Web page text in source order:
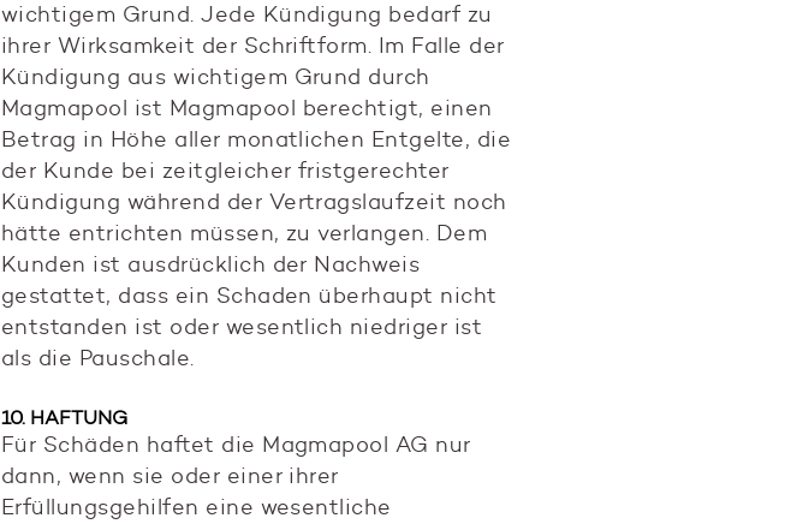
wichtigem Grund. Jede Kündigung bedarf zu
ihrer Wirksamkeit der Schriftform. Im Falle der
Kündigung aus wichtigem Grund durch
Magmapool ist Magmapool berechtigt, einen
Betrag in Höhe aller monatlichen Entgelte, die
der Kunde bei zeitgleicher fristgerechter
Kündigung während der Vertragslaufzeit noch
hätte entrichten müssen, zu verlangen. Dem
Kunden ist ausdrücklich der Nachweis
gestattet, dass ein Schaden überhaupt nicht
entstanden ist oder wesentlich niedriger ist
als die Pauschale.
10. HAFTUNG
Für Schäden haftet die Magmapool AG nur
dann, wenn sie oder einer ihrer
Erfüllungsgehilfen eine wesentliche